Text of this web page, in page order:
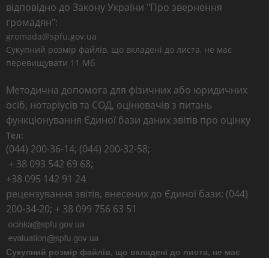
відповідно до Закону України "Про звернення
громадян":
gromada@spfu.gov.ua
Сукупний розмір файлів, що вкладені до листа, не має
перевищувати 11 Мб
Методична допомога для фізичних або юридичних
осіб, нотаріусів та СОД, оцінювачів з питань
функціонування Єдиної бази даних звітів про оцінку
Тел:
(044) 200-36-14; (044) 200-32-58;
+ 38 093 542 69 68;
+38 095 142 91 24
рецензування звітів, внесених до Єдиної бази: (044)
200-34-20; + 38 099 756 63 51
Сукупний розмір файлів, що вкладені до листа, не має